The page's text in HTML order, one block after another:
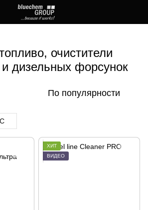
очистители
дизельных форсунок
По популярности
ХИТ
ВИДЕО